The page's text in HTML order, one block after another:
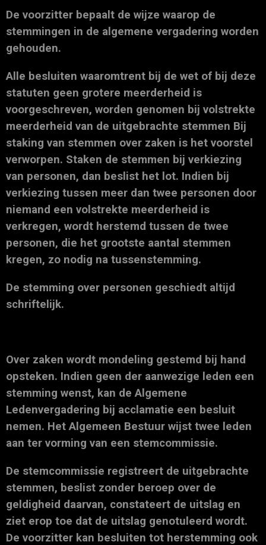
De voorzitter bepaalt de wijze waarop de
stemmingen in de algemene vergadering worden
gehouden.
Alle besluiten waaromtrent bij de wet of bij deze
statuten geen grotere meerderheid is
voorgeschreven, worden genomen bij volstrekte
meerderheid van de uitgebrachte stemmen Bij
staking van stemmen over zaken is het voorstel
verworpen. Staken de stemmen bij verkiezing
van personen, dan beslist het lot. Indien bij
verkiezing tussen meer dan twee personen door
niemand een volstrekte meerderheid is
verkregen, wordt herstemd tussen de twee
personen, die het grootste aantal stemmen
kregen, zo nodig na tussenstemming.
De stemming over personen geschiedt altijd
schriftelijk.
Over zaken wordt mondeling gestemd bij hand
opsteken. Indien geen der aanwezige leden een
stemming wenst, kan de Algemene
Ledenvergadering bij acclamatie een besluit
nemen. Het Algemeen Bestuur wijst twee leden
aan ter vorming van een stemcommissie.
De stemcommissie registreert de uitgebrachte
stemmen, beslist zonder beroep over de
geldigheid daarvan, constateert de uitslag en
ziet erop toe dat de uitslag genotuleerd wordt.
De voorzitter kan besluiten tot herstemming ook